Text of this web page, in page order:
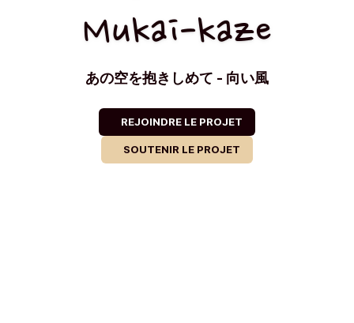
Mukai-kaze
あの空を抱きしめて - 向い風
REJOINDRE LE PROJET
SOUTENIR LE PROJET